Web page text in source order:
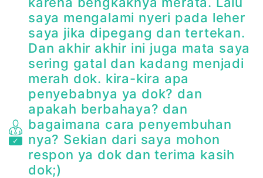
saya mengalami nyeri pada leher
saya jika dipegang dan tertekan.
Dan akhir akhir ini juga mata saya
sering gatal dan kadang menjadi
merah dok. kira-kira apa
penyebabnya ya dok? dan
apakah berbahaya? dan
bagaimana cara penyembuhan
nya? Sekian dari saya mohon
respon ya dok dan terima kasih
dok;)